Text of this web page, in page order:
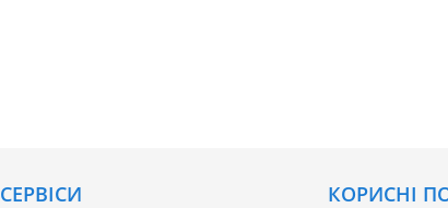
CЕРВІСИ КОРИСНІ